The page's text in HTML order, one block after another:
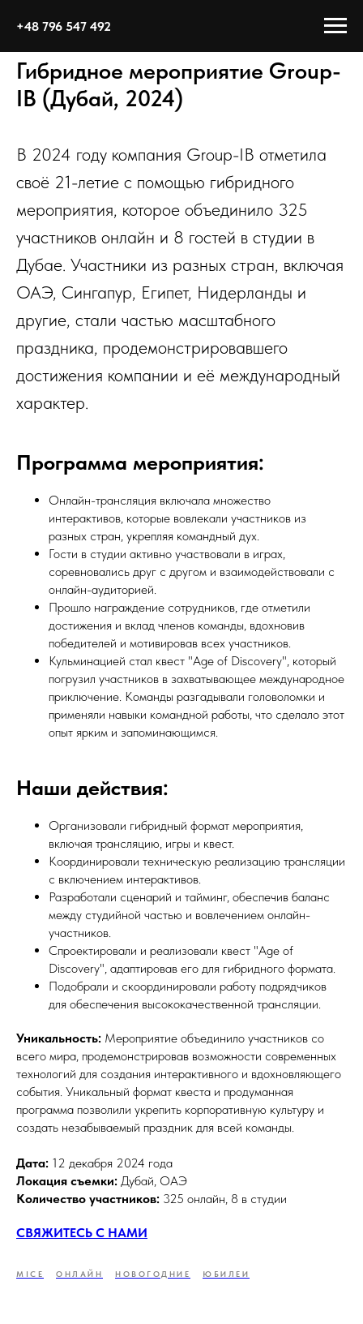
+48 796 547 492
Гибридное мероприятие Group-
IB (Дубай, 2024)
В 2024 году компания Group-IB отметила
своё 21-летие с помощью гибридного
мероприятия, которое объединило 325
участников онлайн и 8 гостей в студии в
Дубае. Участники из разных стран, включая
ОАЭ, Сингапур, Египет, Нидерланды и
другие, стали частью масштабного
праздника, продемонстрировавшего
достижения компании и её международный
характер.
Программа мероприятия:
Онлайн-трансляция включала множество
интерактивов, которые вовлекали участников из
разных стран, укрепляя командный дух.
Гости в студии активно участвовали в играх,
соревновались друг с другом и взаимодействовали с
онлайн-аудиторией.
Прошло награждение сотрудников, где отметили
достижения и вклад членов команды, вдохновив
победителей и мотивировав всех участников.
Кульминацией стал квест "Age of Discovery", который
погрузил участников в захватывающее международное
приключение. Команды разгадывали головоломки и
применяли навыки командной работы, что сделало этот
опыт ярким и запоминающимся.
Наши действия:
Организовали гибридный формат мероприятия,
включая трансляцию, игры и квест.
Координировали техническую реализацию трансляции
с включением интерактивов.
Разработали сценарий и тайминг, обеспечив баланс
между студийной частью и вовлечением онлайн-
участников.
Спроектировали и реализовали квест "Age of
Discovery", адаптировав его для гибридного формата.
Подобрали и скоординировали работу подрядчиков
для обеспечения высококачественной трансляции.
Уникальность: Мероприятие объединило участников со
всего мира, продемонстрировав возможности современных
технологий для создания интерактивного и вдохновляющего
события. Уникальный формат квеста и продуманная
программа позволили укрепить корпоративную культуру и
создать незабываемый праздник для всей команды.
Дата: 12 декабря 2024 года
Локация съемки: Дубай, ОАЭ
Количество участников: 325 онлайн, 8 в студии
СВЯЖИТЕСЬ С НАМИ
MICE ОНЛАЙН НОВОГОДНИЕ ЮБИЛЕИ